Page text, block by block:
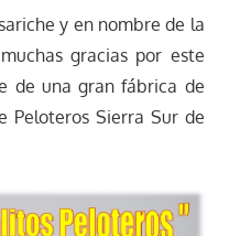
y en nombre de la
gracias por este
de una gran fábrica de
Peloteros Sierra Sur de